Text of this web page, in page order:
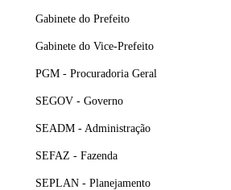
Gabinete do Prefeito
Gabinete do Vice-Prefeito
PGM - Procuradoria Geral
SEGOV - Governo
SEADM - Administração
SEFAZ - Fazenda
SEPLAN - Planejamento